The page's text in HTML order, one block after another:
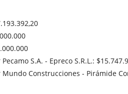
S.A. - Epreco S.R.L.:
Mundo Construcciones - Pirámide